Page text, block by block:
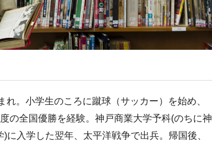
。小学生のころに蹴球（サッカー）を始め、
の全国優勝を経験。神戸商業大学予科(のちに神
に入学した翌年、太平洋戦争で出兵。帰国後、